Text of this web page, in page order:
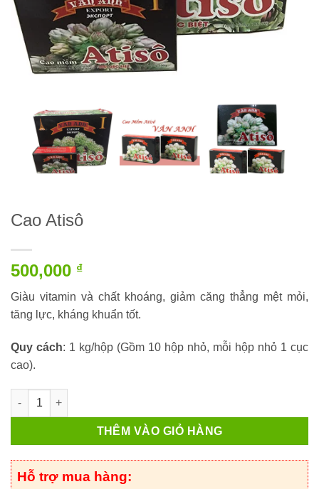
Cao Atisô
500,000 ₫
Giàu vitamin và chất khoáng, giảm căng thẳng mệt mỏi,
tăng lực, kháng khuẩn tốt.
Quy cách: 1 kg/hộp (Gồm 10 hộp nhỏ, mỗi hộp nhỏ 1 cục
cao).
Cao Atisô số lượng
THÊM VÀO GIỎ HÀNG
Hỗ trợ mua hàng: